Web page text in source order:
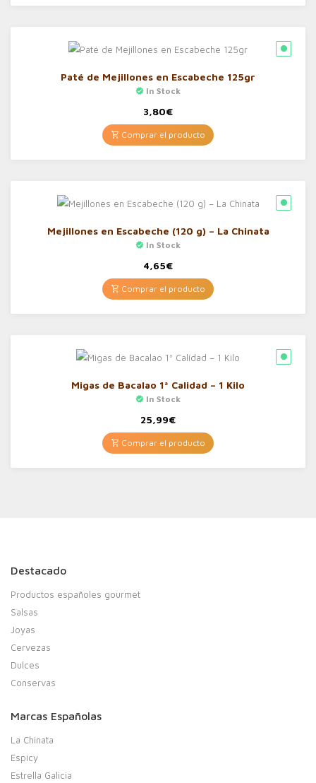
Paté de Mejillones en Escabeche 125gr
In Stock
3,80€
Comprar el producto
Mejillones en Escabeche (120 g) – La Chinata
In Stock
4,65€
Comprar el producto
Migas de Bacalao 1ª Calidad – 1 Kilo
In Stock
25,99€
Comprar el producto
Destacado
Productos españoles gourmet
Salsas
Joyas
Cervezas
Dulces
Conservas
Marcas Españolas
La Chinata
Espicy
Estrella Galicia